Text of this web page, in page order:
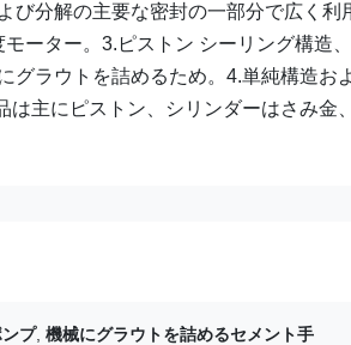
び分解の主要な密封の一部分で広く利
ーター。3.ピストン シーリング構造
グラウトを詰めるため。4.単純構造お
は主にピストン、シリンダーはさみ金
プ, 機械にグラウトを詰めるセメント手